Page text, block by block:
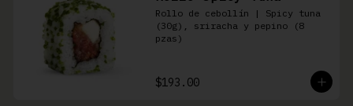
Rollo de cebollín | Spicy tuna
(30g), sriracha y pepino (8
pzas)
$193.00